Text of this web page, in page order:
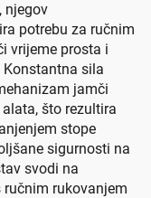
njegov
potrebu za ručnim
vrijeme prosta i
sila
jamči
što rezultira
stope
sigurnosti na
svodi na
rukovanjem